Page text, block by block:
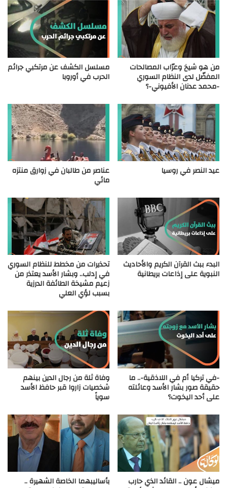
من هو شيخ وعرّاب المصالحات
المفضّل لدى النظام السوري
-محمد عدنان الأفيوني-؟
مسلسل الكشف عن مرتكبي جرائم
الحرب في أوروبا
عيد النصر في روسيا عناصر من طالبان في زوارق منتزه
مائي
البدء ببث القرآن الكريم والأحاديث
النبوية على إذاعات بريطانية
تحذيرات من مخطط للنظام السوري
في إدلب.. وبشار الأسد يعتذر من
زعيم مشيخة الطائفة الدرزية
بسبب لؤي العلي
-في تركيا أم في اللاذقية-.. ما
حقيقة صور بشار الأسد وعائلته
على أحد اليخوت؟
وفاة ثلة من رجال الدين بينهم
شخصيات زاروا قبر حافظ الأسد
سوياً
ميشال عون .. القائد الذي حارب بأساليبهما الخاصة الشهيرة ..